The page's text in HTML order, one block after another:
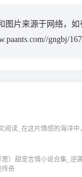
图片来源于网络，
gngbj/
阅读_在这片情感的海洋中
）‌甜宠言情小说合集‌_逆
传奇